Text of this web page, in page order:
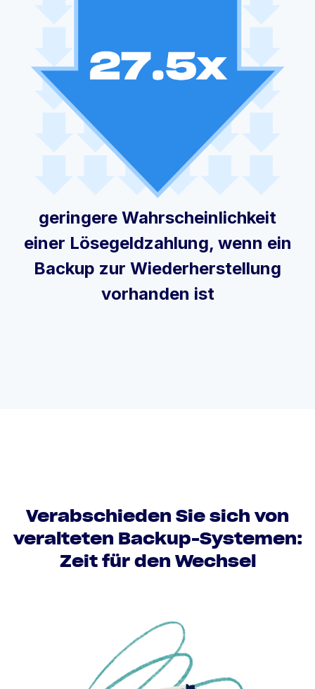
geringere Wahrscheinlichkeit
einer Lösegeldzahlung, wenn ein
Backup zur Wiederherstellung
vorhanden ist
Verabschieden Sie sich von
veralteten Backup-Systemen:
Zeit für den Wechsel